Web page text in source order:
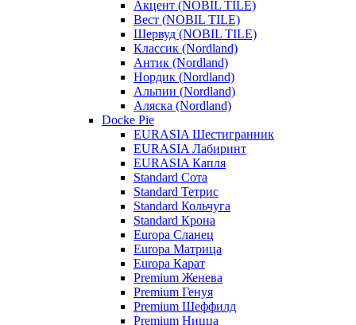
Акцент (NOBIL TILE)
Вест (NOBIL TILE)
Шервуд (NOBIL TILE)
Классик (Nordland)
Антик (Nordland)
Нордик (Nordland)
Альпин (Nordland)
Аляска (Nordland)
Docke Pie
EURASIA Шестигранник
EURASIA Лабиринт
EURASIA Капля
Standard Сота
Standard Тетрис
Standard Кольчуга
Standard Крона
Europa Сланец
Europa Матрица
Europa Карат
Premium Женева
Premium Генуя
Premium Шеффилд
Premium Ницца